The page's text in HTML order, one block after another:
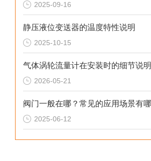
2025-09-16
静压液位变送器的温度特性说明
2025-10-15
气体涡轮流量计在安装时的细节说明
2026-05-21
2025-06-12